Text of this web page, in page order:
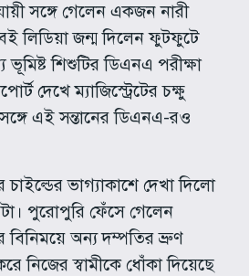
সঙ্গে গেলেন একজন নারী
লিডিয়া জন্ম দিলেন ফুটফুটে
ভূমিষ্ট শিশুটির ডিএনএ পরীক্ষা
দেখে ম্যাজিস্ট্রেটের চক্ষু
এই সন্তানের ডিএনএ-রও
চাইল্ডের ভাগ্যাকাশে দেখা দিলো
পুরোপুরি ফেঁসে গেলেন
বিনিময়ে অন্য দম্পতির ভ্রুণ
নিজের স্বামীকে ধোঁকা দিয়েছে